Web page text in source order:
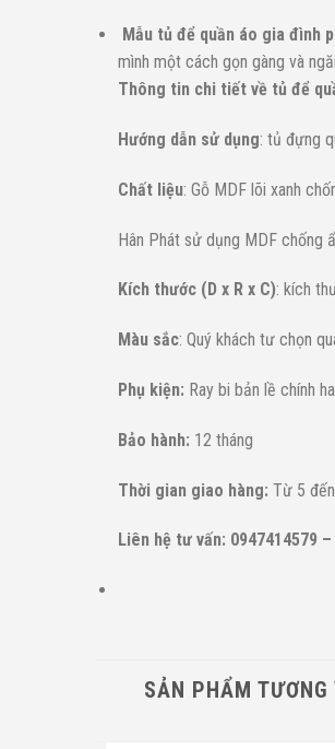
Mẫu tủ để quần áo gia đình
mình một cách gọn gàng và
Thông tin chi tiết về tủ để
Hướng dẫn sử dụng: tủ đựng
Chất liệu: Gỗ MDF lõi xanh
Hân Phát sử dụng MDF chống
Kích thước (D x R x C): kích
Màu sắc: Quý khách tư chọn
Phụ kiện: Ray bi bản lề chính
Bảo hành: 12 tháng
Thời gian giao hàng: Từ 5
Liên hệ tư vấn: 0947414579
SẢN PHẨM TƯƠNG